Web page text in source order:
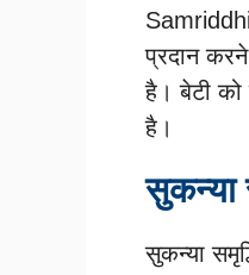
Samriddhi
प्रदान
है। बेटी को
है।
सुकन्या
सुकन्या